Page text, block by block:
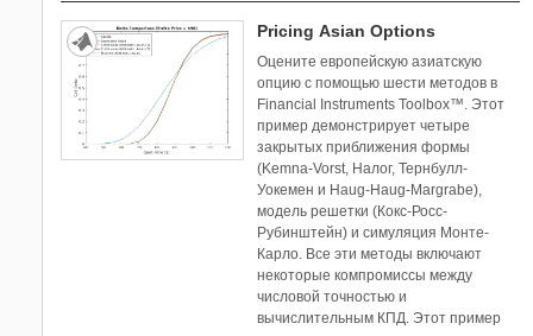
Pricing Asian Options
Оцените европейскую азиатскую
опцию с помощью шести методов в
Financial Instruments Toolbox™. Этот
пример демонстрирует четыре
закрытых приближения формы
(Kemna-Vorst, Налог, Тернбулл-
Уокемен и Haug-Haug-Margrabe),
модель решетки (Кокс-Росс-
Рубинштейн) и симуляция Монте-
Карло. Все эти методы включают
некоторые компромиссы между
числовой точностью и
вычислительным КПД. Этот пример